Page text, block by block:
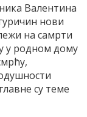
Валентина
нови
на самрти
у родном дому
су теме